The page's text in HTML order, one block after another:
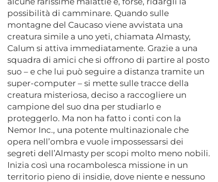
possibilità di camminare. Quando sulle
montagne del Caucaso viene avvistata una
creatura simile a uno yeti, chiamata Almasty,
Calum si attiva immediatamente. Grazie a una
squadra di amici che si offrono di partire al posto
suo – e che lui può seguire a distanza tramite un
super-computer – si mette sulle tracce della
creatura misteriosa, deciso a raccogliere un
campione del suo dna per studiarlo e
proteggerlo. Ma non ha fatto i conti con la
Nemor Inc., una potente multinazionale che
opera nell’ombra e vuole impossessarsi dei
segreti dell’Almasty per scopi molto meno nobili.
Inizia così una rocambolesca missione in un
territorio pieno di insidie, dove niente e nessuno